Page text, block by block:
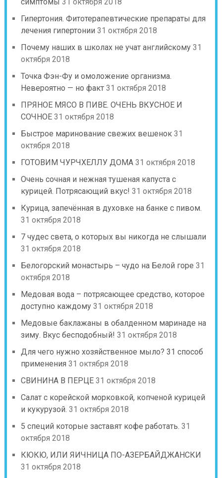
Гипертония. Фитотерапевтические препараты для
лечения гипертонии 31 октября 2018
Почему наших в школах не учат английскому 31
октября 2018
Точка Фэн-Фу и омоложение организма.
Невероятно — но факт 31 октября 2018
ПРЯНОЕ МЯСО В ПИВЕ. ОЧЕНЬ ВКУСНОЕ И
СОЧНОЕ 31 октября 2018
Быстрое маринование свежих вешенок 31
октября 2018
ГОТОВИМ ЧУРЧХЕЛЛУ ДОМА 31 октября 2018
Очень сочная и нежная тушеная капуста с
курицей. Потрясающий вкус! 31 октября 2018
Курица, запечённая в духовке на банке с пивом.
31 октября 2018
7 чудес света, о которых вы никогда не слышали
31 октября 2018
Белогорский монастырь – чудо на Белой горе 31
октября 2018
Медовая вода – потрясающее средство, которое
доступно каждому 31 октября 2018
Медовые баклажаны в обалденном маринаде на
зиму. Вкус бесподобный! 31 октября 2018
Для чего нужно хозяйственное мыло? 31 способ
применения 31 октября 2018
СВИНИНА В ПЕРЦЕ 31 октября 2018
Салат с корейской морковкой, копченой курицей
и кукурузой. 31 октября 2018
5 специй которые заставят кофе работать. 31
октября 2018
КЮКЮ, ИЛИ ЯИЧНИЦА ПО-АЗЕРБАЙДЖАНСКИ
31 октября 2018